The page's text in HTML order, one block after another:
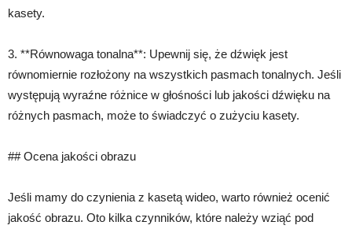
kasety.
3. **Równowaga tonalna**: Upewnij się, że dźwięk jest
równomiernie rozłożony na wszystkich pasmach tonalnych. Jeśli
występują wyraźne różnice w głośności lub jakości dźwięku na
różnych pasmach, może to świadczyć o zużyciu kasety.
## Ocena jakości obrazu
Jeśli mamy do czynienia z kasetą wideo, warto również ocenić
jakość obrazu. Oto kilka czynników, które należy wziąć pod